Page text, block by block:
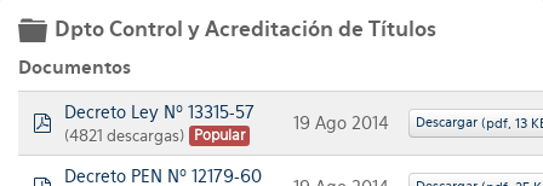
folder
Dpto Control y Acreditación de Títulos
Documentos
Decreto Ley Nº 13315-57
(4821 descargas) Popular
19 Ago 2014 Descargar (pdf, 13
Decreto PEN Nº 12179-60